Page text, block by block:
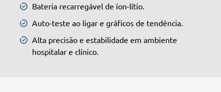
Bateria recarregável de íon-lítio.
Auto-teste ao ligar e gráficos de tendência.
Alta precisão e estabilidade em ambiente
hospitalar e clínico.